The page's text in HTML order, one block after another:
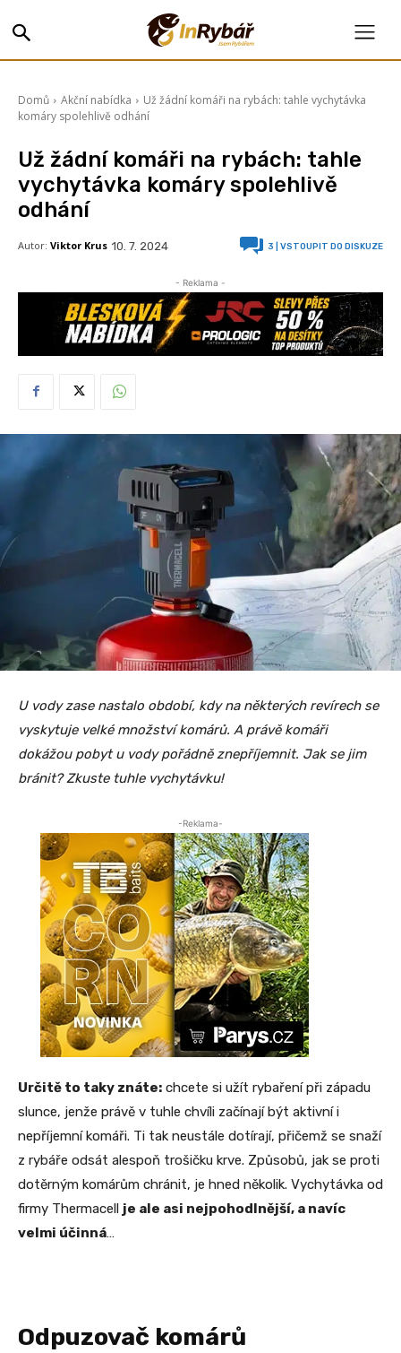
Domů Akční nabídka
Už žádní komáři na rybách: tahle vychytávka
komáry spolehlivě odhání
Už žádní komáři na rybách: tahle
vychytávka komáry spolehlivě
odhání
Autor: Viktor Krus 10. 7. 2024 3 | VSTOUPIT DO DISKUZE
- Reklama -
U vody zase nastalo období, kdy na některých revírech se
vyskytuje velké množství komárů. A právě komáři
dokážou pobyt u vody pořádně znepříjemnit. Jak se jim
bránit? Zkuste tuhle vychytávku!
-Reklama-
Určitě to taky znáte: chcete si užít rybaření při západu
slunce, jenže právě v tuhle chvíli začínají být aktivní i
nepříjemní komáři. Ti tak neustále dotírají, přičemž se snaží
z rybáře odsát alespoň trošičku krve. Způsobů, jak se proti
dotěrným komárům chránit, je hned několik. Vychytávka od
firmy Thermacell je ale asi nejpohodlnější, a navíc
velmi účinná…
Odpuzovač komárů